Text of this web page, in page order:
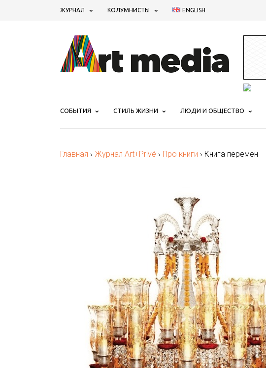
ЖУРНАЛ КОЛУМНИСТЫ ENGLISH
СОБЫТИЯ СТИЛЬ ЖИЗНИ ЛЮДИ И ОБЩЕСТВО
Главная › Журнал Art+Privé › Про книги › Книга перемен